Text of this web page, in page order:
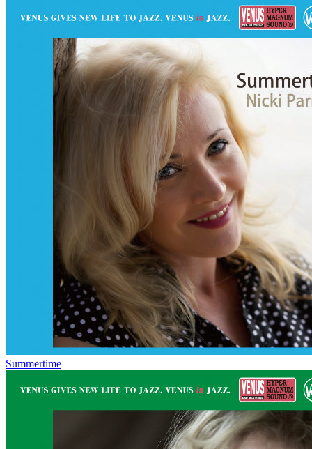
Summertime